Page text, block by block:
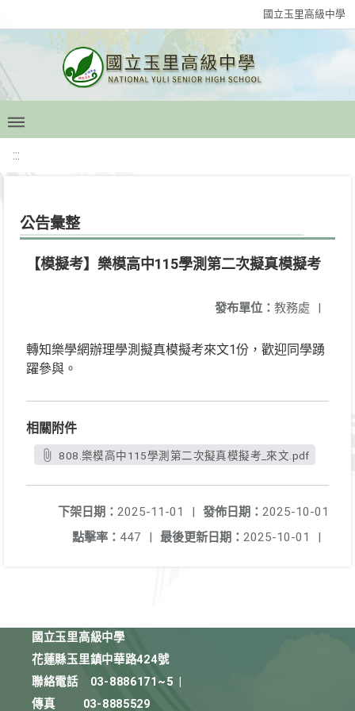
國立玉里高級中學
:::
公告彙整
【模擬考】樂模高中115學測第二次擬真模擬考
發布單位： 教務處 |
轉知樂學網辦理學測擬真模擬考來文1份，歡迎同學踴
躍參與。
相關附件
808.樂模高中115學測第二次擬真模擬考_來文.pdf
發佈日期： 2025-10-01
下架日期： 2025-11-01
|
最後更新日期： 2025-10-01 |
點擊率： 447 |
國立玉里高級中學
花蓮縣玉里鎮中華路424號
聯絡電話
03-8886171~5
傳真
03-8885529